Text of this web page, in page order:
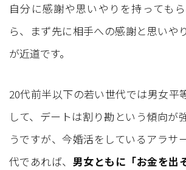
自分に感謝や思いやりを持っても
ら、まず先に相手への感謝と思いや
が近道です。
20代前半以下の若い世代では男女平
して、デートは割り勘という傾向が
うですが、今婚活をしているアラサ
代であれば、 男女ともに「お金を出